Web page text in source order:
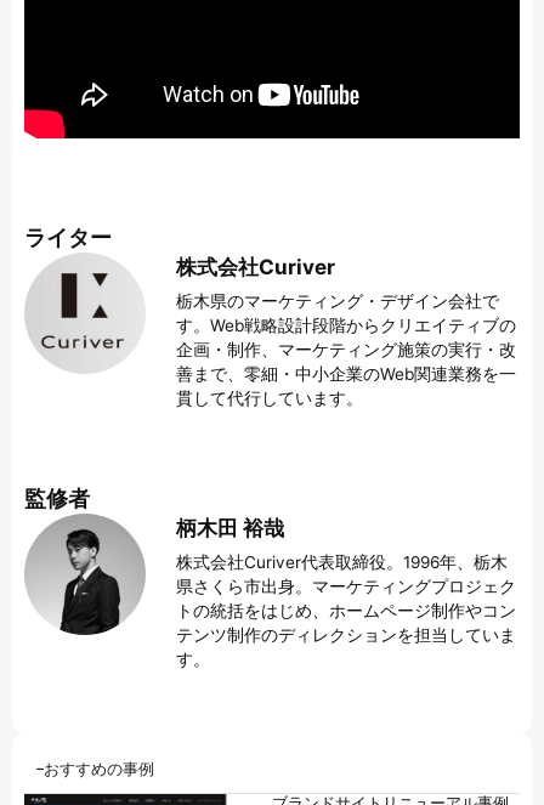
ライター
株式会社Curiver
栃木県のマーケティング・デザイン会社で
す。Web戦略設計段階からクリエイティブの
企画・制作、マーケティング施策の実行・改
善まで、零細・中小企業のWeb関連業務を一
貫して代行しています。
監修者
柄木田 裕哉
株式会社Curiver代表取締役。1996年、栃木
県さくら市出身。マーケティングプロジェク
トの統括をはじめ、ホームページ制作やコン
テンツ制作のディレクションを担当していま
す。
おすすめの事例